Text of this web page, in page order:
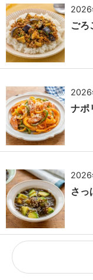
2026
ごろ
2026
ナポ
2026
さっ